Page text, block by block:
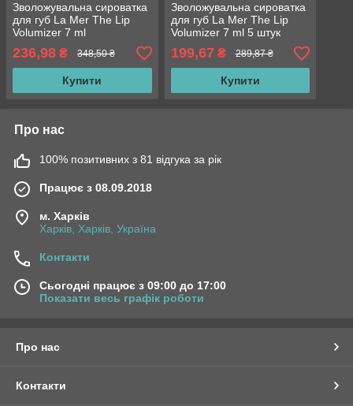
Зволожувальна сироватка
для губ La Mer The Lip
Volumizer 7 ml
236,98 ₴ 348,50 ₴
Купити
Зволожувальна сироватка
для губ La Mer The Lip
Volumizer 7 ml 5 штук
199,67₴ 289,87 ₴
Купити
Про нас
100% позитивних з 81 відгука за рік
Працює з 08.09.2018
м. Харків
Харків, Харків, Україна
Контакти
Сьогодні працює з 09:00 до 17:00
Показати весь графік роботи
Про нас
Контакти